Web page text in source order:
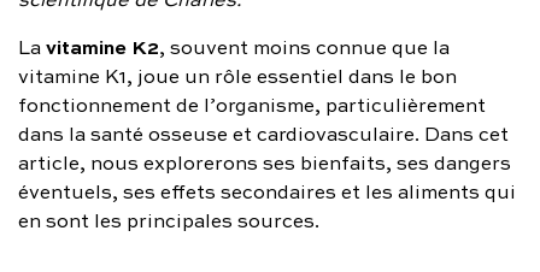
01 86 65 17 33
contact@charles.co
Lavitamine K2, souvent moins connue que la
vitamine K1, joue un rôle essentiel dans le bon
fonctionnement de l’organisme, particulièrement
dans la santé osseuse et cardiovasculaire. Dans cet
article, nous explorerons ses bienfaits, ses dangers
éventuels, ses effets secondaires et les aliments qui
en sont les principales sources.